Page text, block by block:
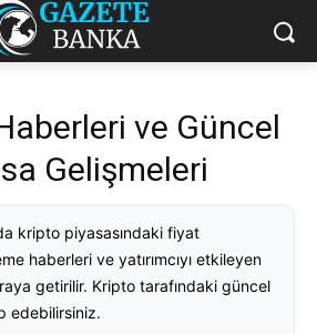
ve Güncel
Gelişmeleri
kripto piyasasındaki fiyat
haberleri ve yatırımcıyı etkileyen
getirilir. Kripto tarafındaki güncel
edebilirsiniz.